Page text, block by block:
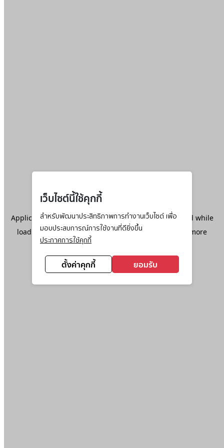
เว็บไซต์นี้ใช้คุกกี้
สำหรับพัฒนาประสิทธิภาพการทำงานเว็บไซต์ เพื่อ
มอบประสบการณ์การใช้งานที่ดียิ่งขึ้น
ประกาศการใช้คุกกี้
ตั้งค่าคุกกี้ ยอมรับ
Application error: aclient-side exception has occurred while
loadingwww.ktc.co.th(see the browser console
for more
information).